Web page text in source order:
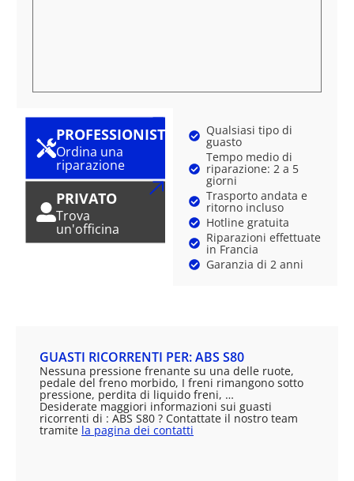
PROFESSIONISTA
Ordina una
riparazione
PRIVATO
Trova
un'officina
Qualsiasi tipo di
guasto
Tempo medio di
riparazione: 2 a 5
giorni
Trasporto andata e
ritorno incluso
Hotline gratuita
Riparazioni effettuate
in Francia
Garanzia di 2 anni
GUASTI RICORRENTI PER: ABS S80
Nessuna pressione frenante su una delle ruote,
pedale del freno morbido, I freni rimangono sotto
pressione, perdita di liquido freni, …
Desiderate maggiori informazioni sui guasti
ricorrenti di : ABS S80 ? Contattate il nostro team
tramite la pagina dei contatti